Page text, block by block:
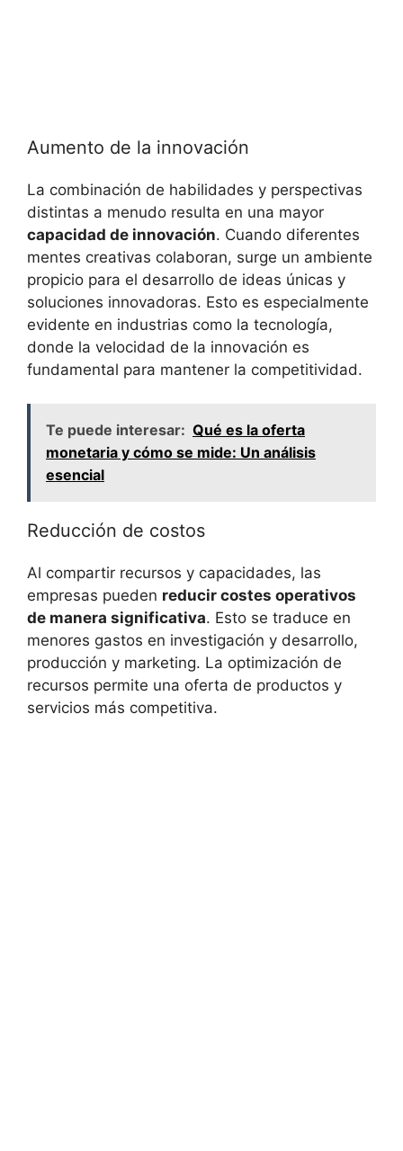
Aumento de la innovación
La combinación de habilidades y perspectivas
distintas a menudo resulta en una mayor
capacidad de innovación. Cuando diferentes
mentes creativas colaboran, surge un ambiente
propicio para el desarrollo de ideas únicas y
soluciones innovadoras. Esto es especialmente
evidente en industrias como la tecnología,
donde la velocidad de la innovación es
fundamental para mantener la competitividad.
Te puede interesar: Qué es la oferta
monetaria y cómo se mide: Un análisis
esencial
Reducción de costos
Al compartir recursos y capacidades, las
empresas pueden reducir costes operativos
de manera significativa. Esto se traduce en
menores gastos en investigación y desarrollo,
producción y marketing. La optimización de
recursos permite una oferta de productos y
servicios más competitiva.